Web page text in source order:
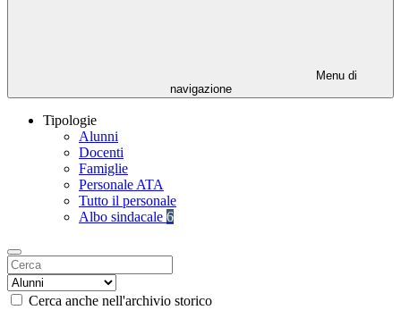
Menu di
navigazione
Tipologie
Alunni
Docenti
Famiglie
Personale ATA
Tutto il personale
Albo sindacale 6
Cerca anche nell'archivio storico